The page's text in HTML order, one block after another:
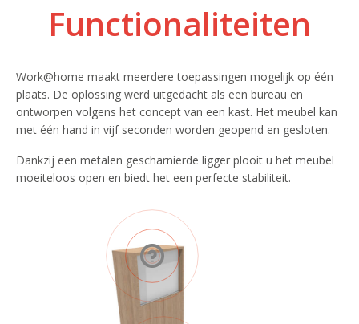
Functionaliteiten
Work@home maakt meerdere toepassingen mogelijk op één
plaats. De oplossing werd uitgedacht als een bureau en
ontworpen volgens het concept van een kast. Het meubel kan
met één hand in vijf seconden worden geopend en gesloten.
Dankzij een metalen gescharnierde ligger plooit u het meubel
moeiteloos open en biedt het een perfecte stabiliteit.